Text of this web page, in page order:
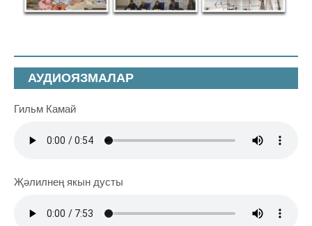
АУДИОЯЗМАЛАР
Гильм Камай
Җәлилнең якын дусты